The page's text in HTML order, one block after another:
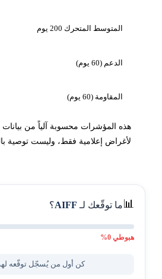
المتوسط المتحرك 200 يوم
الدعم (60 يوم)
المقاومة (60 يوم)
هذه المؤشرات محسوبة آلياً من بيانات
لأغراض إعلامية فقط، وليست توصية
📊ما توقّعك لـAIFF؟
هبوطي0
%
كن أول من يُسجّل توقّعه